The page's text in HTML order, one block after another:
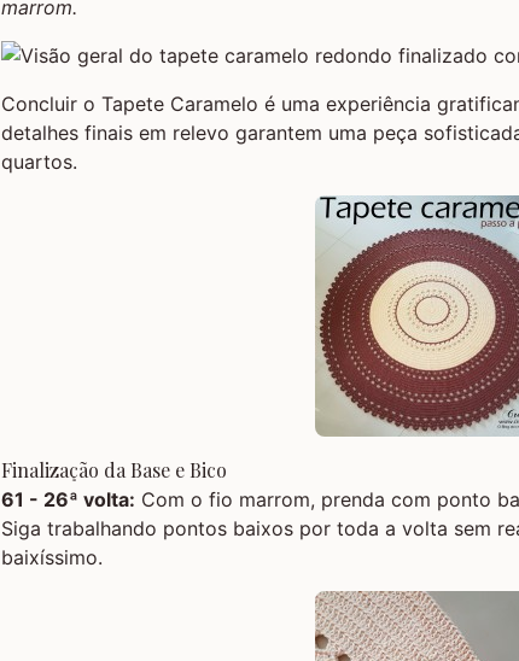
marrom.
Concluir o Tapete Caramelo é uma experiência
detalhes finais em relevo garantem uma peça
quartos.
Finalização da Base e Bico
61 - 26ª volta: Com o fio marrom, prenda com ponto
Siga trabalhando pontos baixos por toda a volta sem
baixíssimo.